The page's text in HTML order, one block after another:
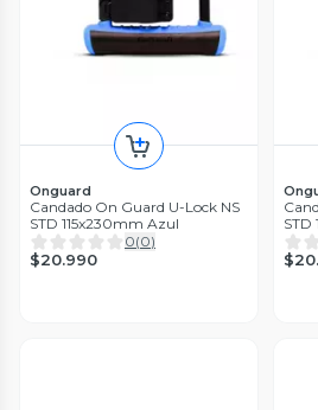
Onguard
Candado On Guard U-Lock NS
STD 115x230mm Azul
0(0)
$20.990
STD